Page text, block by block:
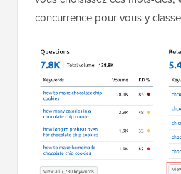
concurrence pour vous y